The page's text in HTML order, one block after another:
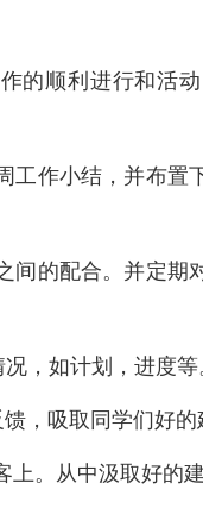
的顺利进行和活
工作小结，并布置
间的配合。并定期
，如计划，进度等
，吸取同学们好
上。从中汲取好的